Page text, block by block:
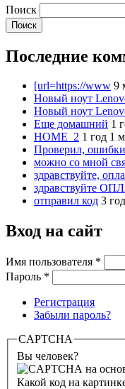
Поиск
Последние
[url=https://www 9
Новый ноут
Новый ноут
Еще домашний 1
HOME_2 1 год 1
Проверил,
можно со мной
здравствуйте,
здравствуйте
отправил код 3
Вход на сайт
Имя пользователя *
Пароль *
Регистрация
Забыли пароль?
CAPTCHA
Вы человек?
Какой код на